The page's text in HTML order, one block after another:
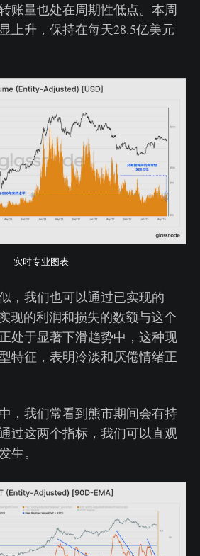
账量也处在周期性低点。本周
上升，保持在每天28.5亿美元
实时专业图表
，我们也可以通过已实现的
现的利润和损失的数额与这个
处于显著下滑趋势中，这种现
特征，表明冷淡和厌倦情绪正
，我们常看到熊市期间会有持
过这两个指标，我们可以直观
生。